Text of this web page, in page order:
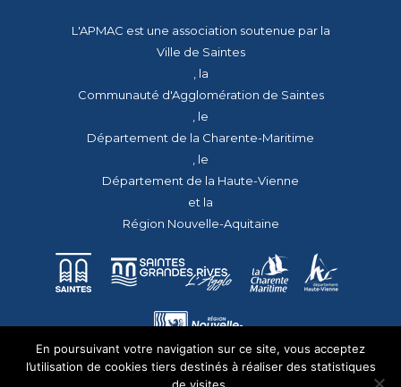
L'APMAC est une association soutenue par la
Ville de Saintes
, la
Communauté d'Agglomération de Saintes
, le
Département de la Charente-Maritime
, le
Département de la Haute-Vienne
et la
Région Nouvelle-Aquitaine
En poursuivant votre navigation sur ce site, vous acceptez
l’utilisation de cookies tiers destinés à réaliser des statistiques